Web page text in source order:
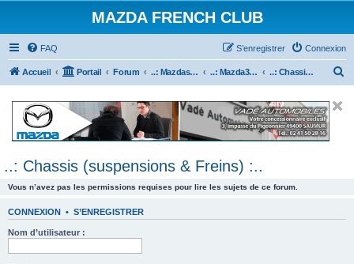
MAZDA FRENCH CLUB
FAQ Connexion
S’enregistrer
Accueil Portail Forum ..: Mazdaspeed & MPS :.. ..: Mazda3 MPS & Mazdaspeed 3 :.. ..: Chassis (suspensions & Freins) :..
e
..: Chassis (suspensions & Freins) :..
Vous n’avez pas les permissions requises pour lire les sujets de ce forum.
CONNEXION • S’ENREGISTRER
Nom d’utilisateur :